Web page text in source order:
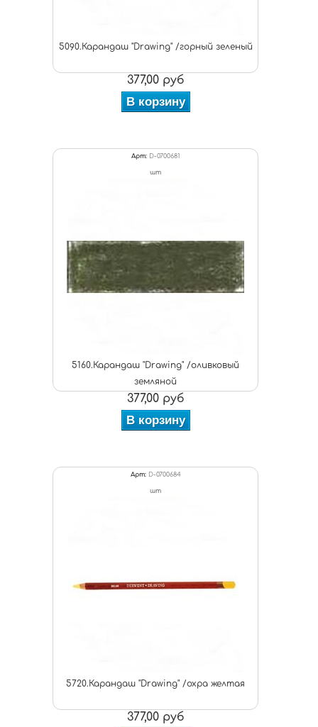
5090.Карандаш "Drawing" /горный зеленый
377,00 руб
В корзину
Арт: D-0700681
шт
5160.Карандаш "Drawing" /оливковый
земляной
377,00 руб
В корзину
Арт: D-0700684
шт
5720.Карандаш "Drawing" /охра желтая
377,00 руб